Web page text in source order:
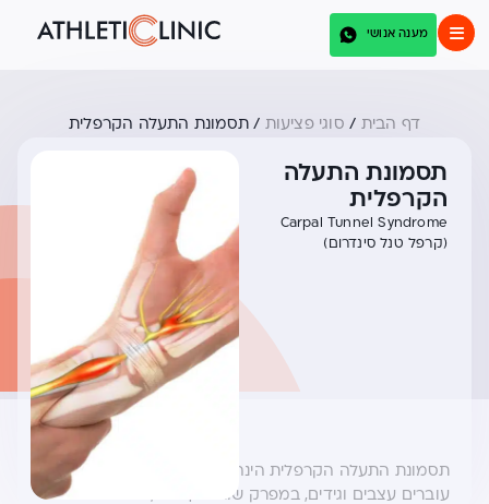
מענה אנושי
דף הבית / סוגי פציעות / תסמונת התעלה הקרפלית
תסמונת התעלה
הקרפלית
Carpal Tunnel Syndrome
(קרפל טנל סינדרום)
תסמונת התעלה הקרפלית הינה מצב שבו התעלה שבה
עוברים עצבים וגידים, במפרק שורש כף היד, נהיית צרה או